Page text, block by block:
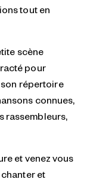
tout en
scène
pour
répertoire
connues,
rassembleurs,
et venez vous
et